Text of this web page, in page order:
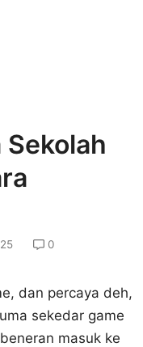
Sekolah
0
dan percaya deh,
sekedar game
masuk ke